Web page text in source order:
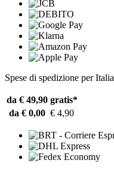
Spese di spedizione per Italia
da € 49,90 gratis*
da € 0,00 € 4,90